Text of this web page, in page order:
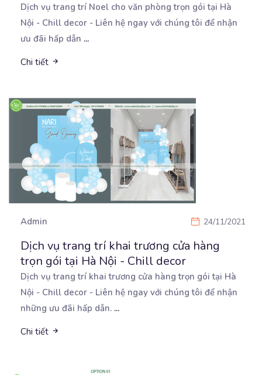
Dịch vụ trang trí Noel cho văn phòng trọn gói tại Hà
Nội - Chill decor - Liên hệ ngay với chúng tôi để nhận
ưu đãi hấp dẫn ...
Chi tiết
Admin 24/11/2021
Dịch vụ trang trí khai trương cửa hàng
trọn gói tại Hà Nội - Chill decor
Dịch vụ trang trí khai trương cửa hàng trọn gói tại Hà
Nội - Chill decor - Liên hệ ngay với chúng tôi để nhận
những ưu đãi hấp dẫn. ...
Chi tiết